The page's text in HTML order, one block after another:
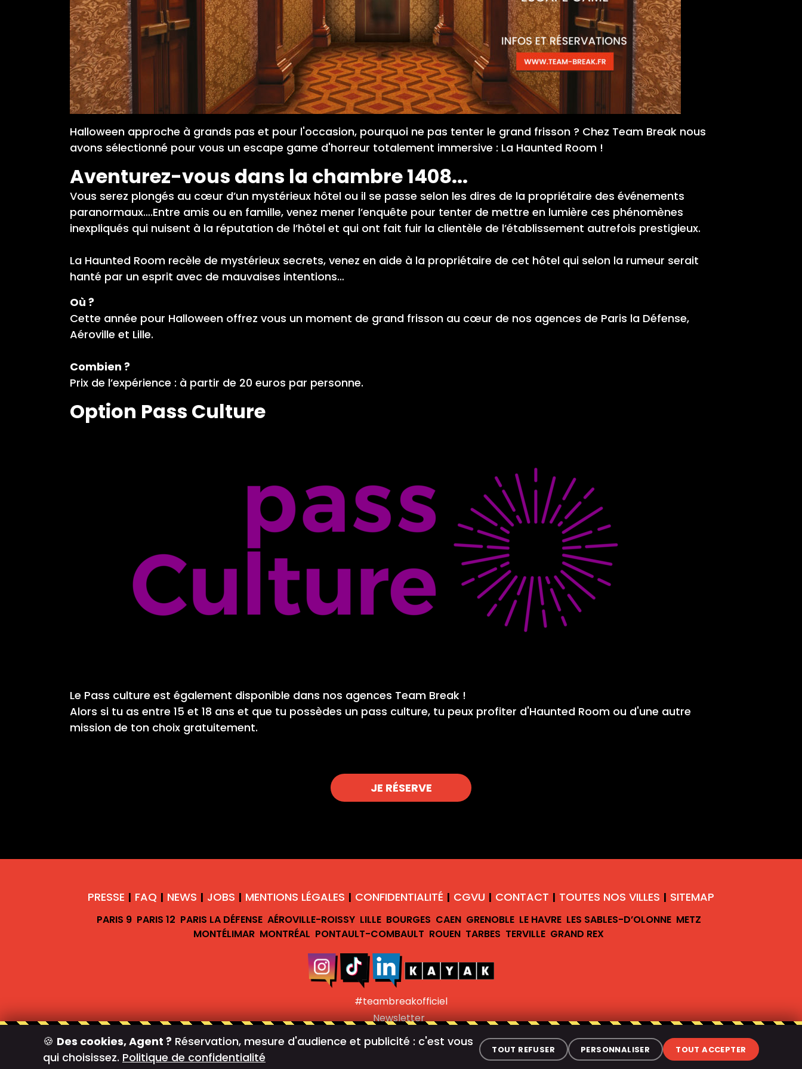
Halloween approche à grands pas et pour l'occasion, pourquoi ne pas tenter le grand frisson ? Chez Team Break nous
avons sélectionné pour vous un escape game d'horreur totalement immersive : La Haunted Room !
Aventurez-vous dans la chambre 1408...
Vous serez plongés au cœur d’un mystérieux hôtel ou il se passe selon les dires de la propriétaire des événements
paranormaux….Entre amis ou en famille, venez mener l’enquête pour tenter de mettre en lumière ces phénomènes
inexpliqués qui nuisent à la réputation de l’hôtel et qui ont fait fuir la clientèle de l’établissement autrefois prestigieux.
La Haunted Room recèle de mystérieux secrets, venez en aide à la propriétaire de cet hôtel qui selon la rumeur serait
hanté par un esprit avec de mauvaises intentions…
Où ?
Cette année pour Halloween offrez vous un moment de grand frisson au cœur de nos agences de Paris la Défense,
Aéroville et Lille.
Combien ?
Prix de l’expérience : à partir de 20 euros par personne.
Option Pass Culture
Le Pass culture est également disponible dans nos agences Team Break !
Alors si tu as entre 15 et 18 ans et que tu possèdes un pass culture, tu peux profiter d'Haunted Room ou d'une autre
mission de ton choix gratuitement.
JE RÉSERVE
PRESSE | FAQ | NEWS | JOBS | MENTIONS LÉGALES | CONFIDENTIALITÉ | CGVU | CONTACT | TOUTES NOS VILLES | SITEMAP
PARIS 9 PARIS 12 PARIS LA DÉFENSE AÉROVILLE-ROISSY LILLE BOURGES CAEN GRENOBLE LE HAVRE LES SABLES-D’OLONNE METZ
MONTÉLIMAR MONTRÉAL PONTAULT-COMBAULT ROUEN TARBES TERVILLE GRAND REX
#teambreakofficiel
Newsletter
©TEAM BREAK |GÉRER LES COOKIES
🍪 Des cookies, Agent ? Réservation, mesure d'audience et publicité : c'est vous
qui choisissez. Politique de confidentialité
TOUT REFUSER PERSONNALISER TOUT ACCEPTER